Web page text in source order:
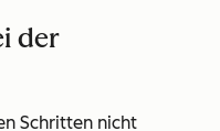
der
Schritten nicht